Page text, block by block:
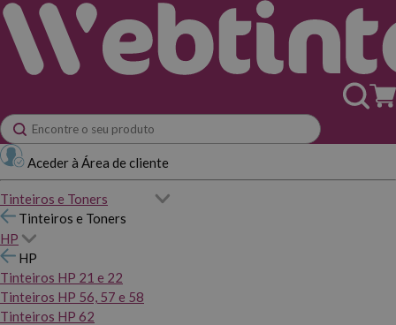
Aceder à Área de cliente
Tinteiros e Toners
Tinteiros e Toners
HP
HP
Tinteiros HP 21 e 22
Tinteiros HP 56, 57 e 58
Tinteiros HP 62